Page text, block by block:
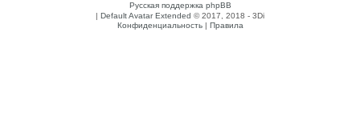
Русская поддержка phpBB
| Default Avatar Extended © 2017, 2018 - 3Di
Конфиденциальность| Правила